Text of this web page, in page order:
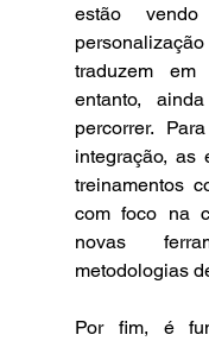
estão
traduzem em
entanto,
percorrer.
integração, as
treinamentos
com foco na
novas
metodologias
Por fim, é